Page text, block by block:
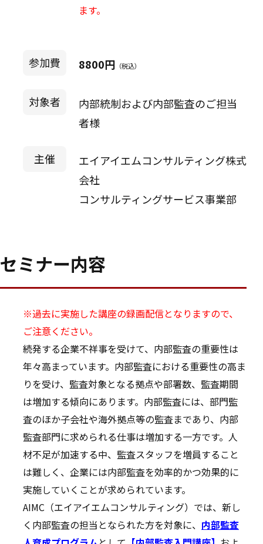
ます。
参加費 8800円 （税込）
対象者
内部統制および内部監査のご担当
者様
主催
エイアイエムコンサルティング株式
会社
コンサルティングサービス事業部
セミナー内容
※過去に実施した講座の録画配信となりますので、
ご注意ください。
続発する企業不祥事を受けて、内部監査の重要性は
年々高まっています。内部監査における重要性の高ま
りを受け、監査対象となる拠点や部署数、監査期間
は増加する傾向にあります。内部監査には、部門監
査のほか子会社や海外拠点等の監査まであり、内部
監査部門に求められる仕事は増加する一方です。人
材不足が加速する中、監査スタッフを増員すること
は難しく、企業には内部監査を効率的かつ効果的に
実施していくことが求められています。
AIMC（エイアイエムコンサルティング）では、新し
く内部監査の担当となられた方を対象に、 内部監査